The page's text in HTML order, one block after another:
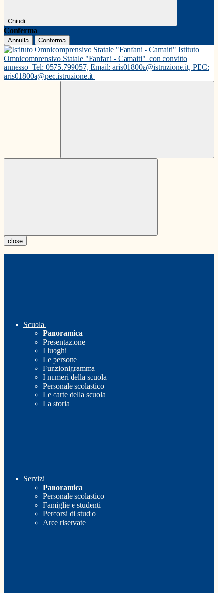
Chiudi
Conferma
Annulla Conferma
Istituto
Omnicomprensivo Statale "Fanfani - Camaiti" con convitto
annesso Tel: 0575.799057, Email: aris01800a@istruzione.it, PEC:
aris01800a@pec.istruzione.it
close
Scuola
Panoramica
Presentazione
I luoghi
Le persone
Funzionigramma
I numeri della scuola
Personale scolastico
Le carte della scuola
La storia
Servizi
Panoramica
Personale scolastico
Famiglie e studenti
Percorsi di studio
Aree riservate